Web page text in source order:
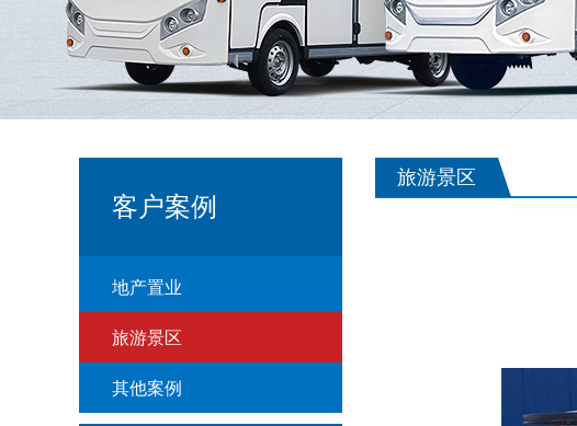
客户案例
地产置业
旅游景区
其他案例
旅游景区